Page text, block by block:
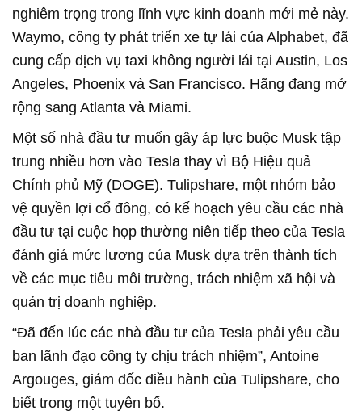
nghiêm trọng trong lĩnh vực kinh doanh mới mẻ này.
Waymo, công ty phát triển xe tự lái của Alphabet, đã
cung cấp dịch vụ taxi không người lái tại Austin, Los
Angeles, Phoenix và San Francisco. Hãng đang mở
rộng sang Atlanta và Miami.
Một số nhà đầu tư muốn gây áp lực buộc Musk tập
trung nhiều hơn vào Tesla thay vì Bộ Hiệu quả
Chính phủ Mỹ (DOGE). Tulipshare, một nhóm bảo
vệ quyền lợi cổ đông, có kế hoạch yêu cầu các nhà
đầu tư tại cuộc họp thường niên tiếp theo của Tesla
đánh giá mức lương của Musk dựa trên thành tích
về các mục tiêu môi trường, trách nhiệm xã hội và
quản trị doanh nghiệp.
“Đã đến lúc các nhà đầu tư của Tesla phải yêu cầu
ban lãnh đạo công ty chịu trách nhiệm”, Antoine
Argouges, giám đốc điều hành của Tulipshare, cho
biết trong một tuyên bố.